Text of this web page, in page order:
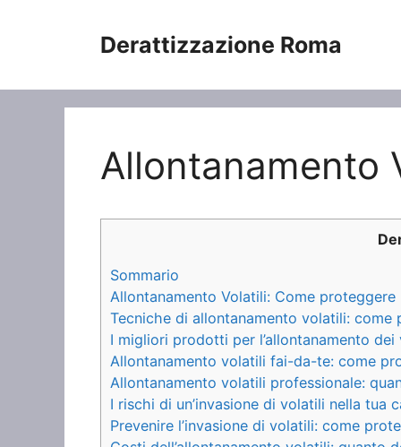
Derattizzazione Roma
Allontanamento
Sommario
Allontanamento Volatili: Come
Tecniche di allontanamento volatili: come
I migliori prodotti per l’allontanamento dei
Allontanamento volatili fai-da-te: come
Allontanamento volatili professionale:
I rischi di un’invasione di volatili nella tua
Prevenire l’invasione di volatili: come